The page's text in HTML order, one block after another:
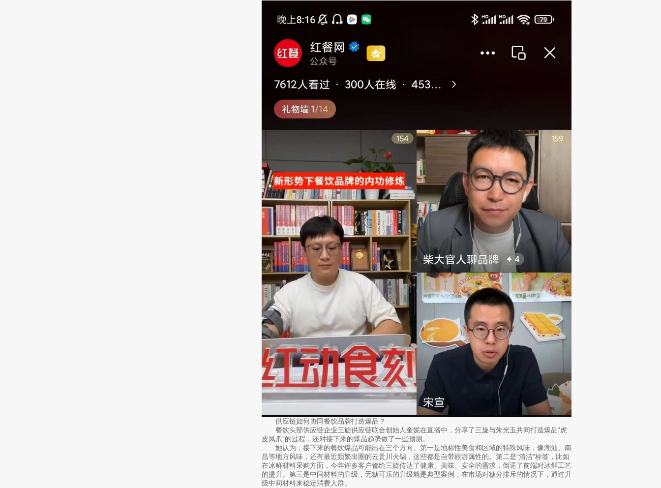
供应链如何协同餐饮品牌打造爆品？
餐饮头部供应链企业三旋供应链联合创始人奎妮在直播中，分享了三旋与朱光玉共同打造爆品“虎
皮凤爪”的过程，还对接下来的爆品趋势做了一些预测。
她认为，接下来的餐饮爆品可能出在三个方向。第一是地标性美食和区域的特殊风味，像潮汕、南
昌等地方风味，还有最近频繁出圈的云贵川火锅，这些都是自带旅游属性的。第二是“清洁”标签，比如
在冰鲜材料采购方面，今年许多客户都给三旋传达了健康、美味、安全的需求，倒逼了前端对冰鲜工艺
的提升。第三是中间材料的升级，无糖可乐的升级就是典型案例，在市场对糖分排斥的情况下，通过升
级中间材料来稳定消费人群。